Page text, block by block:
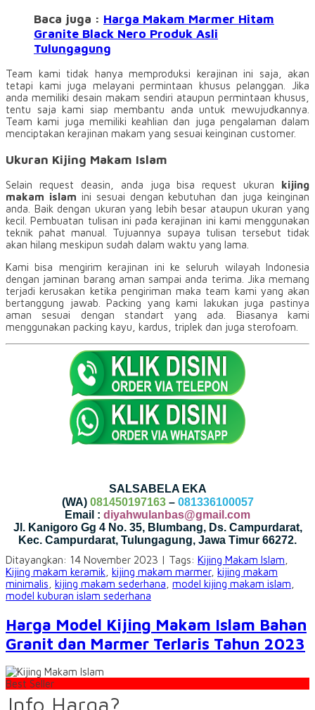
Baca juga : Harga Makam Marmer Hitam
Granite Black Nero Produk Asli
Tulungagung
Team kami tidak hanya memproduksi kerajinan ini saja, akan
tetapi kami juga melayani permintaan khusus pelanggan. Jika
anda memiliki desain makam sendiri ataupun permintaan khusus,
tentu saja kami siap membantu anda untuk mewujudkannya.
Team kami juga memiliki keahlian dan juga pengalaman dalam
menciptakan kerajinan makam yang sesuai keinginan customer.
Ukuran Kijing Makam Islam
Selain request deasin, anda juga bisa request ukuran
kijing
makam islam ini sesuai dengan kebutuhan dan juga keinginan
anda. Baik dengan ukuran yang lebih besar ataupun ukuran yang
kecil. Pembuatan tulisan ini pada kerajinan ini kami menggunakan
teknik pahat manual. Tujuannya supaya tulisan tersebut tidak
akan hilang meskipun sudah dalam waktu yang lama.
Kami bisa mengirim kerajinan ini ke seluruh wilayah Indonesia
dengan jaminan barang aman sampai anda terima. Jika memang
terjadi kerusakan ketika pengiriman maka team kami yang akan
bertanggung jawab. Packing yang kami lakukan juga pastinya
aman sesuai dengan standart yang ada. Biasanya kami
menggunakan packing kayu, kardus, triplek dan juga sterofoam.
SALSABELA EKA
(WA) 081450197163– 081336100057
Email : diyahwulanbas@gmail.com
Jl. Kanigoro Gg 4 No. 35, Blumbang, Ds. Campurdarat,
Kec. Campurdarat, Tulungagung, Jawa Timur 66272.
Ditayangkan: 14 November 2023 | Tags: Kijing Makam Islam
Kijing makam keramik kijing makam marmer, kijing makam
minimalis kijing makam sederhana model kijing makam islam
model kuburan islam sederhana
Harga Model Kijing Makam Islam Bahan
Granit dan Marmer Terlaris Tahun 2023
Best Seller
Info Harga?